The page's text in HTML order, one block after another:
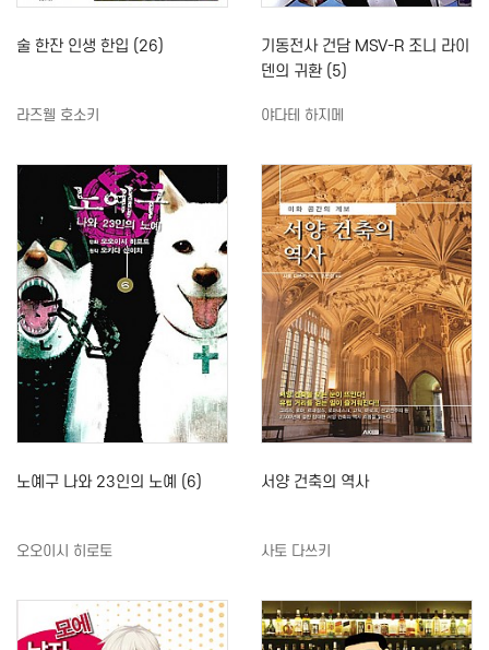
술 한잔 인생 한입 (26)
라즈웰 호소키
기동전사 건담 MSV-R 조니 라이
덴의 귀환 (5)
야다테 하지메
노예구 나와 23인의 노예 (6)
오오이시 히로토
서양 건축의 역사
사토 다쓰키